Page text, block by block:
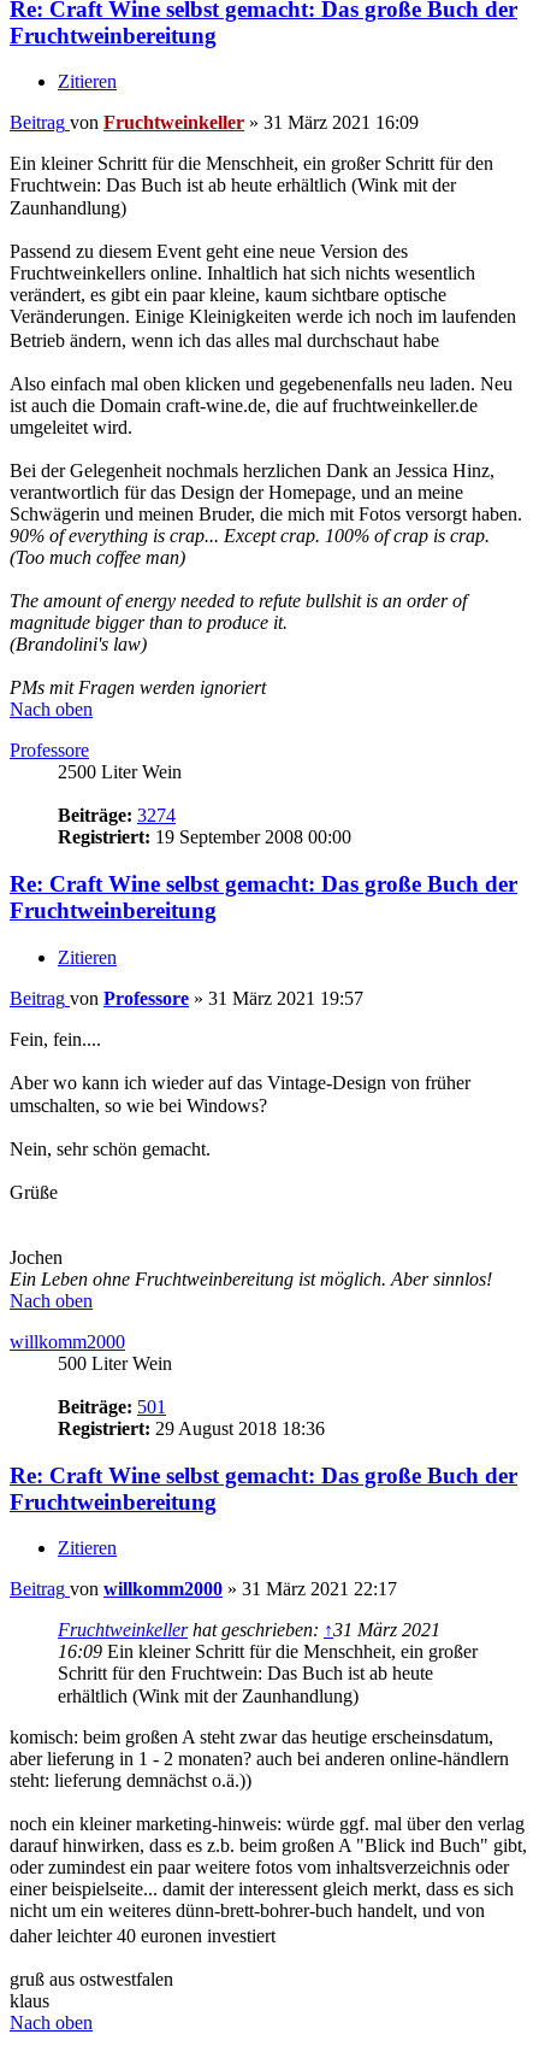
The amount of energy needed to refute bullshit is an order of
magnitude bigger than to produce it.
Nach oben
Professore
2500 Liter Wein
Registriert:19 September 2008 00:00
Re: Craft Wine selbst gemacht: Das große Buch der
Fruchtweinbereitung
Beitrag vonProfessore»31 März 2021 19:57
Aber wo kann ich wieder auf das Vintage-Design von früher
umschalten, so wie bei Windows?
Nein, sehr schön gemacht.
Grüße
Ein Leben ohne Fruchtweinbereitung ist möglich. Aber sinnlos!
Nach oben
willkomm2000
500 Liter Wein
Beiträge: 501
Registriert: 29 August 2018 18:36
Re: Craft Wine selbst gemacht: Das große Buch der
Fruchtweinbereitung
Zitieren
Beitrag von willkomm2000»31 März 2021 22:17
Fruchtweinkeller
Schritt für den Fruchtwein: Das Buch ist ab heute
erhältlich (Wink mit der Zaunhandlung)
komisch: beim großen A steht zwar das heutige erscheinsdatum,
steht: lieferung demnächst o.ä.))
darauf hinwirken, dass es z.b. beim großen A "Blick ind Buch" gibt,
oder zumindest ein paar weitere fotos vom inhaltsverzeichnis oder
einer beispielseite... damit der interessent gleich merkt, dass es sich
daher leichter 40 euronen investiert
Nach oben
Fruchtweinkeller
Administrator
Beiträge:
Registriert:
Kontaktdaten:
Kontaktdaten von Fruchtweinkeller
Website Facebook
Re: Craft Wine selbst gemacht: Das große Buch der
Zitieren
Öhm... ich muss gestehen: Das mit der Lieferzeit war mir noch nicht
aufgefallen. Wenn das bis nach Ostern so stehen bleibt werde ich
beim Verlag nachfragen. Ich dachte (naiv wie ich bin) dass das Buch
unmittelbar ausgeliefert wird
Blick ins Buch kommt wenn es veröffentlicht wird. Da verlasse ich
mich ganz und gar auf die schlipstragenden Marketing-Strategen